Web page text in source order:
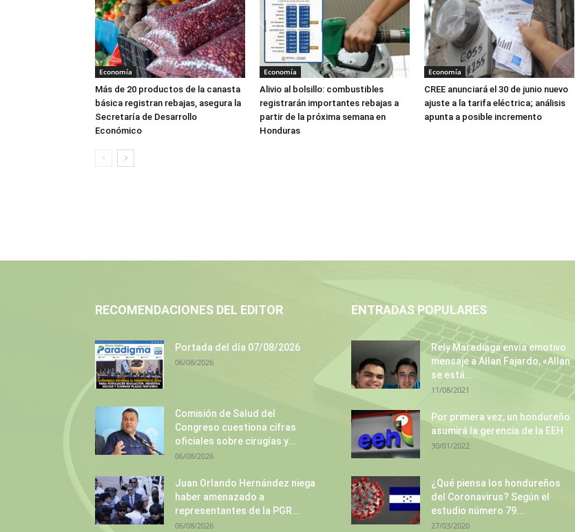
Economía
Más de 20 productos de la canasta
básica registran rebajas, asegura la
Secretaría de Desarrollo
Económico
Economía
Alivio al bolsillo: combustibles
registrarán importantes rebajas a
partir de la próxima semana en
Honduras
Economía
CREE anunciará el 30 de junio nuevo
ajuste a la tarifa eléctrica; análisis
apunta a posible incremento
RECOMENDACIONES DEL EDITOR
Portada del día 07/08/2026
06/08/2026
Comisión de Salud del
Congreso cuestiona cifras
oficiales sobre cirugías y...
06/08/2026
Juan Orlando Hernández niega
haber amenazado a
representantes de la PGR...
06/08/2026
ENTRADAS POPULARES
Rely Maradiaga envía emotivo
mensaje a Allan Fajardo, «Allan
se está...
11/08/2021
Por primera vez, un hondureño
asumirá la gerencia de la EEH
30/01/2022
¿Qué piensa los hondureños
del Coronavirus? Según el
estudio número 79...
27/03/2020